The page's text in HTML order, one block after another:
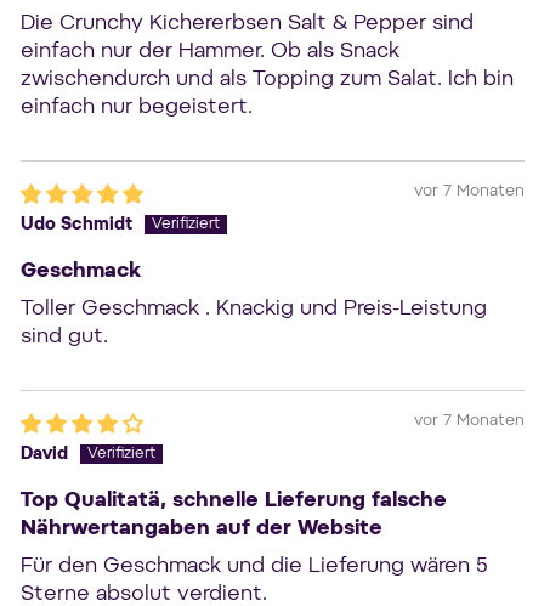
Die Crunchy Kichererbsen Salt & Pepper sind
einfach nur der Hammer. Ob als Snack
zwischendurch und als Topping zum Salat. Ich bin
einfach nur begeistert.
vor 7 Monaten
Udo Schmidt
Geschmack
Toller Geschmack . Knackig und Preis-Leistung
sind gut.
vor 7 Monaten
David
Top Qualitatä, schnelle Lieferung falsche
Nährwertangaben auf der Website
Für den Geschmack und die Lieferung wären 5
Sterne absolut verdient.